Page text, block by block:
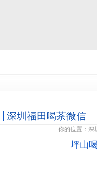
深圳福田喝茶微信
你的位置： 深
坪山